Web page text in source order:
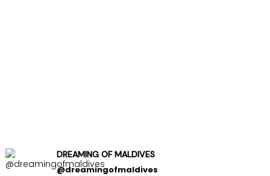
DREAMING OF MALDIVES
@dreamingofmaldives